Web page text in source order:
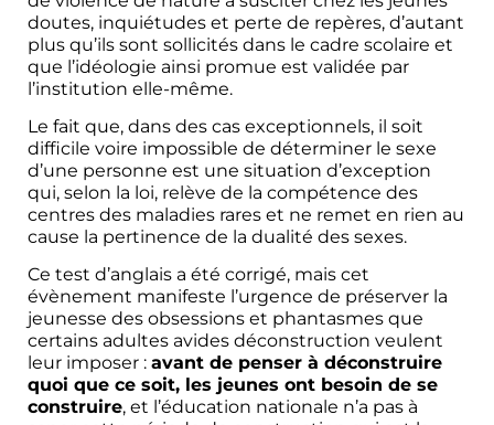
doutes, inquiétudes et perte de repères, d’autant
plus qu’ils sont sollicités dans le cadre scolaire et
que l’idéologie ainsi promue est validée par
l’institution elle-même.
Le fait que, dans des cas exceptionnels, il soit
difficile voire impossible de déterminer le sexe
d’une personne est une situation d’exception
qui, selon la loi, relève de la compétence des
centres des maladies rares et ne remet en rien au
cause la pertinence de la dualité des sexes.
Ce test d’anglais a été corrigé, mais cet
évènement manifeste l’urgence de préserver la
jeunesse des obsessions et phantasmes que
certains adultes avides déconstruction veulent
leur imposer : avant de penser à déconstruire
quoi que ce soit, les jeunes ont besoin de se
construire, et l’éducation nationale n’a pas à